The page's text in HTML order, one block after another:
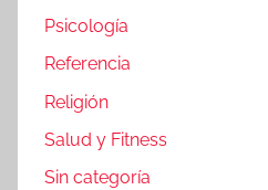
Psicología
Referencia
Religión
Salud y Fitness
Sin categoría